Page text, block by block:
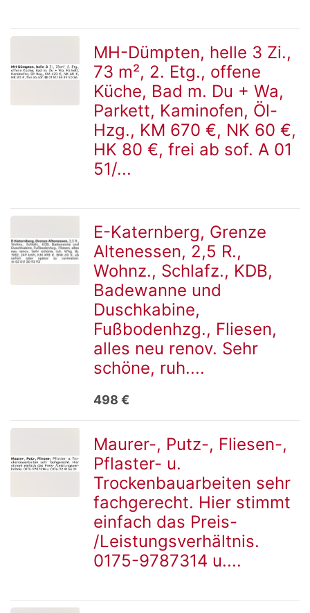
Detailseite
MH-Dümpten, helle 3 Zi.,
73 m², 2. Etg., offene
Küche, Bad m. Du + Wa,
Parkett, Kaminofen, Öl-
Hzg., KM 670 €, NK 60 €,
HK 80 €, frei ab sof. A 01
51/...
Detailseite
E-Katernberg, Grenze
Altenessen, 2,5 R.,
Wohnz., Schlafz., KDB,
Badewanne und
Duschkabine,
Fußbodenhzg., Fliesen,
alles neu renov. Sehr
schöne, ruh....
498 €
Detailseite
Maurer-, Putz-, Fliesen-,
Pflaster- u.
Trockenbauarbeiten sehr
fachgerecht. Hier stimmt
einfach das Preis-
/Leistungsverhältnis.
0175-9787314 u....